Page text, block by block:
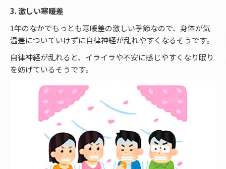
3. 激しい寒暖差
1年のなかでもっとも寒暖差の激しい季節なので、身体が気
温差についていけずに自律神経が乱れやすくなるそうです。
自律神経が乱れると、イライラや不安に感じやすくなり眠り
を妨げているそうです。